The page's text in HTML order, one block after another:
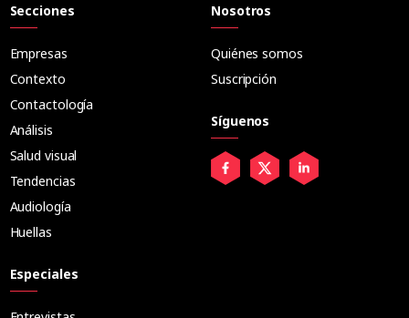
Secciones
Empresas
Contexto
Contactología
Análisis
Salud visual
Tendencias
Audiología
Huellas
Especiales
Nosotros
Quiénes somos
Suscripción
Síguenos